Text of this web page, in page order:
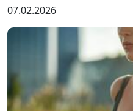
07.02.2026